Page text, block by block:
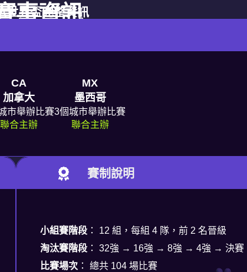
事資訊
世界盃完整資訊
CA
加拿大
市舉辦比賽
聯合主辦
MX
墨西哥
3個城市舉辦比賽
聯合主辦
賽制說明
小組賽階段 ： 12 組，每組 4 隊，前 2 名晉級
淘汰賽階段 ： 32強 → 16強 → 8強 → 4強 → 決賽
比賽場次 ： 總共 104 場比賽